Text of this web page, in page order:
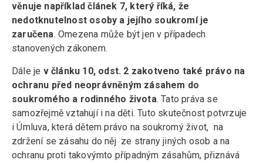
věnuje například článek 7, který říká, že
nedotknutelnost osoby a jejího soukromí je
zaručena. Omezena může být jen v případech
stanovených zákonem.
Dále je v článku 10, odst. 2 zakotveno také právo na
ochranu před neoprávněným zásahem do
soukromého a rodinného života. Tato práva se
samozřejmě vztahují i na děti. Tuto skutečnost potvrzuje
i Úmluva, která dětem právo na soukromý život, na
zdržení se zásahu do něj ze strany jiných osob a na
ochranu proti takovýmto případným zásahům, přiznává